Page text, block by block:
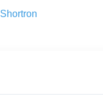
Shortron